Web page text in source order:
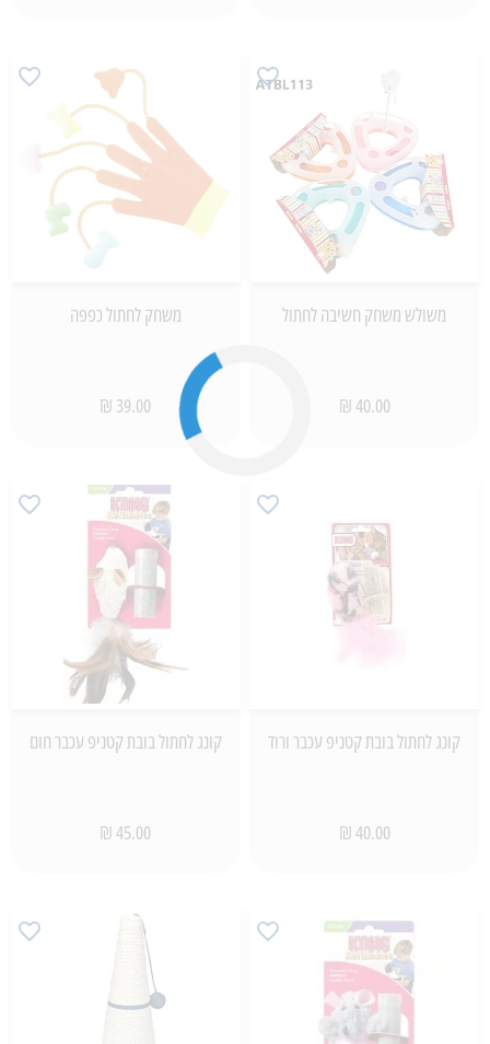
משולש משחק חשיבה לחתול
40.00 ₪
משחק לחתול כפפה
39.00 ₪
קונג לחתול בובת קטניפ עכבר ורוד
40.00 ₪
קונג לחתול בובת קטניפ עכבר חום
45.00 ₪